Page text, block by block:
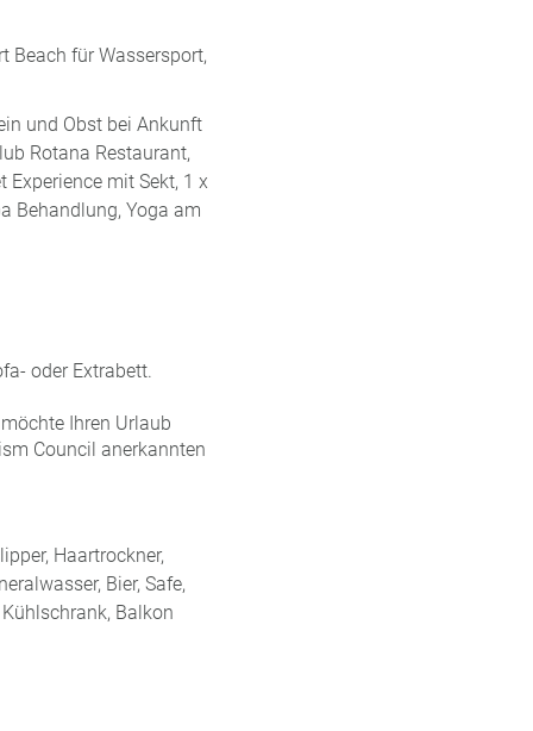
Beach für Wassersport,
und Obst bei Ankunft
Rotana Restaurant,
Experience mit Sekt, 1 x
Behandlung, Yoga am
oder Extrabett.
Ihren Urlaub
Council anerkannten
Haartrockner,
Bier, Safe,
Balkon